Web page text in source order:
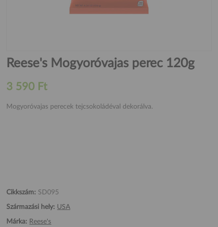
Reese's Mogyoróvajas perec 120g
3 590 Ft
Mogyoróvajas perecek tejcsokoládéval dekorálva.
Cikkszám: SD095
Származási hely: USA
Márka: Reese's